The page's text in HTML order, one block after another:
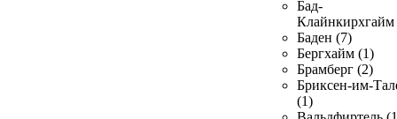
Бад-
Клайнкирхгайм
Баден (7)
Бергхайм (1)
Брамберг (2)
Бриксен-им-
(1)